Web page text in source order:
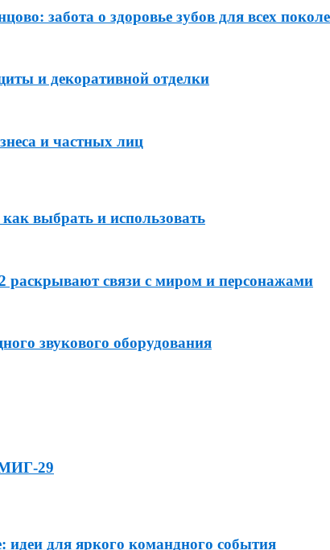
забота о здоровье зубов для всех
и декоративной отделки
и частных лиц
выбрать и использовать
раскрывают связи с миром и персонажами
звукового оборудования
МИГ-29
идеи для яркого командного события